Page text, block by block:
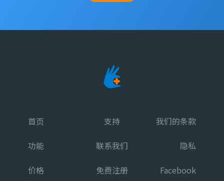
首页
功能
价格
支持
联系我们
免费注册
我们的条款
隐私
Facebook